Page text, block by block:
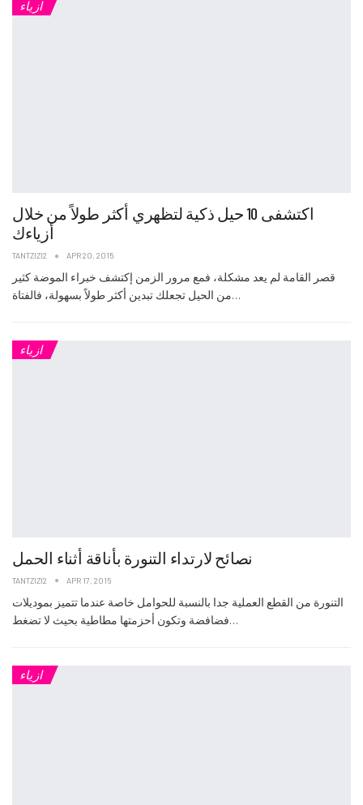
ازياء
اكتشفى 10 حيل ذكية لتظهري أكثر طولاً من خلال
أزياءك
TANTZIZI2 APR 20, 2015
قصر القامة لم يعد مشكلة، فمع مرور الزمن إكتشف خبراء الموضة كثير
من الحيل تجعلك تبدين أكثر طولاً بسهولة، فالفتاة…
ازياء
نصائح لارتداء التنورة بأناقة أثناء الحمل
TANTZIZI2 APR 17, 2015
التنورة من القطع العملية جدا بالنسبة للحوامل خاصة عندما تتميز بموديلات
فضافضة وتكون أحزمتها مطاطية بحيث لا تضغط…
ازياء